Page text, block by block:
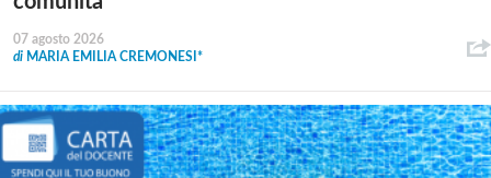
07 agosto 2026
di MARIA EMILIA CREMONESI*